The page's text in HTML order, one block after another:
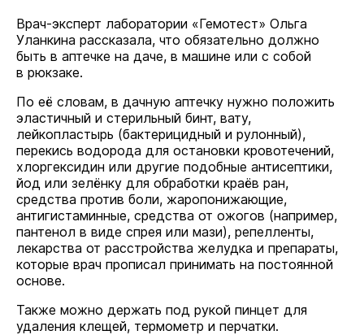
Врач-эксперт лаборатории «Гемотест» Ольга
Уланкина рассказала, что обязательно должно
быть в аптечке на даче, в машине или с собой
в рюкзаке.
По её словам, в дачную аптечку нужно положить
эластичный и стерильный бинт, вату,
лейкопластырь (бактерицидный и рулонный),
перекись водорода для остановки кровотечений,
хлоргексидин или другие подобные антисептики,
йод или зелёнку для обработки краёв ран,
средства против боли, жаропонижающие,
антигистаминные, средства от ожогов (например,
пантенол в виде спрея или мази), репелленты,
лекарства от расстройства желудка и препараты,
которые врач прописал принимать на постоянной
основе.
Также можно держать под рукой пинцет для
удаления клещей, термометр и перчатки.